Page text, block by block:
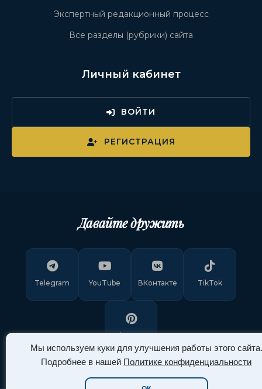
Мы используем куки для улучшения работы этого сайта.
Подробнее в нашей Политике конфиденциальности
Экспертный редакционный процесс
Все разделы (рубрики) сайта
Личный кабинет
ВОЙТИ
РЕГИСТРАЦИЯ
Давайте дружить
Telegram YouTube ВКонтакте TikTok
Pinterest